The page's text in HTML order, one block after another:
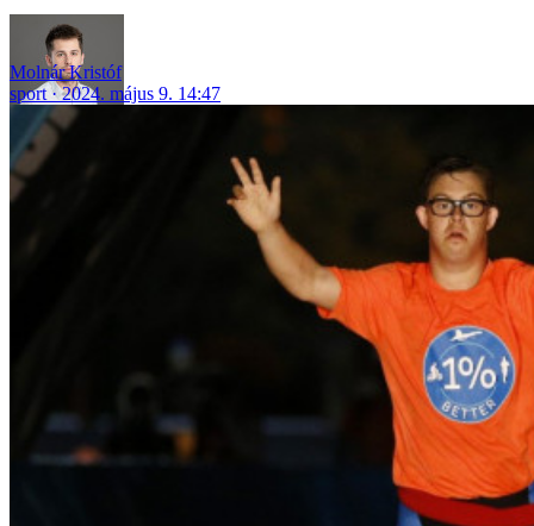
Molnár Kristóf
sport
2024. május 9. 14:47